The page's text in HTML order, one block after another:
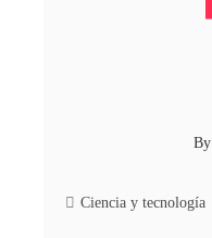
By
Ciencia y tecnología